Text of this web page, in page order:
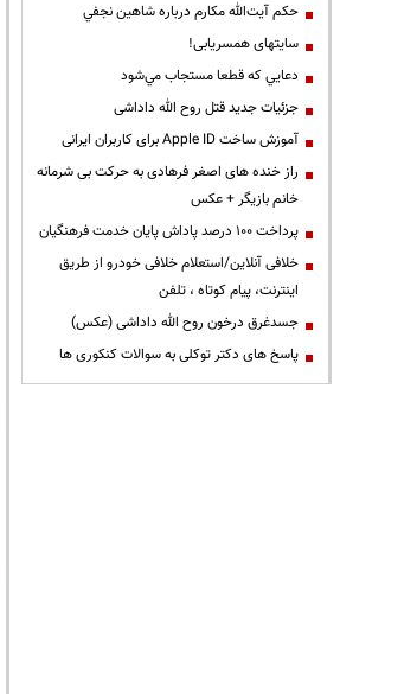
حكم آيت‌الله مكارم درباره شاهين نجفي
سایتهای همسریابی!
دعايي كه قطعا مستجاب مي‌شود
جزئیات جدید قتل روح الله داداشی
آموزش ساخت Apple ID برای کاربران ایرانی
راز خنده های اصغر فرهادی به حرکت بی شرمانه
خانم بازیگر + عکس
پرداخت ۱۰۰ درصد پاداش پایان خدمت فرهنگیان
خلافی آنلاین/استعلام خلافی خودرو از طریق
اینترنت، پیام کوتاه ، تلفن
جسدغرق درخون روح الله داداشی (عکس)
پاسخ های دکتر توکلی به سوالات کنکوری ها